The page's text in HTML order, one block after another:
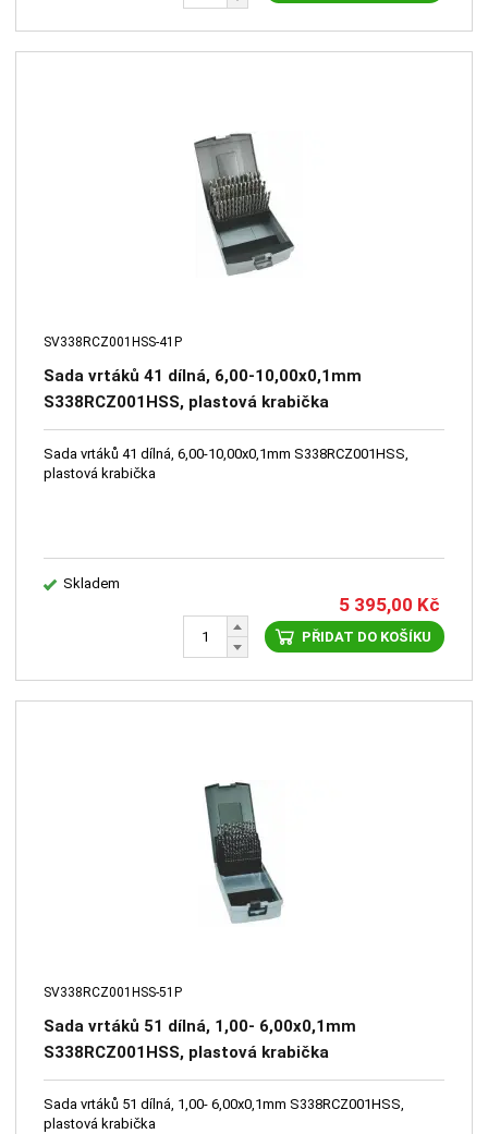
SV338RCZ001HSS-41P
Sada vrtáků 41 dílná, 6,00-10,00x0,1mm
S338RCZ001HSS, plastová krabička
Sada vrtáků 41 dílná, 6,00-10,00x0,1mm S338RCZ001HSS,
plastová krabička
Skladem
5 395,00 Kč
PŘIDAT DO KOŠÍKU
SV338RCZ001HSS-51P
Sada vrtáků 51 dílná, 1,00- 6,00x0,1mm
S338RCZ001HSS, plastová krabička
Sada vrtáků 51 dílná, 1,00- 6,00x0,1mm S338RCZ001HSS,
plastová krabička